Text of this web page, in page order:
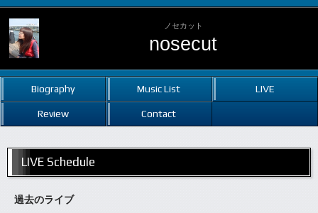
ノセカット
nosecut
Biography Music List LIVE
Review Contact
LIVE Schedule
過去のライブ